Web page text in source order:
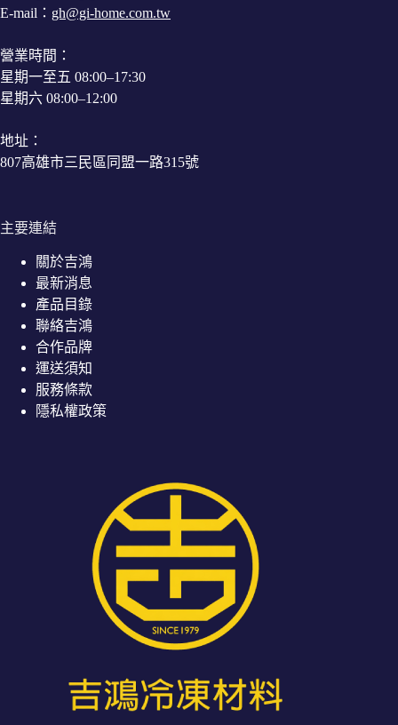
E-mail： gh@gi-home.com.tw
營業時間：
星期一至五 08:00–17:30
星期六 08:00–12:00
地址：
807高雄市三民區同盟一路315號
主要連結
關於吉鴻
最新消息
產品目錄
聯絡吉鴻
合作品牌
運送須知
服務條款
隱私權政策